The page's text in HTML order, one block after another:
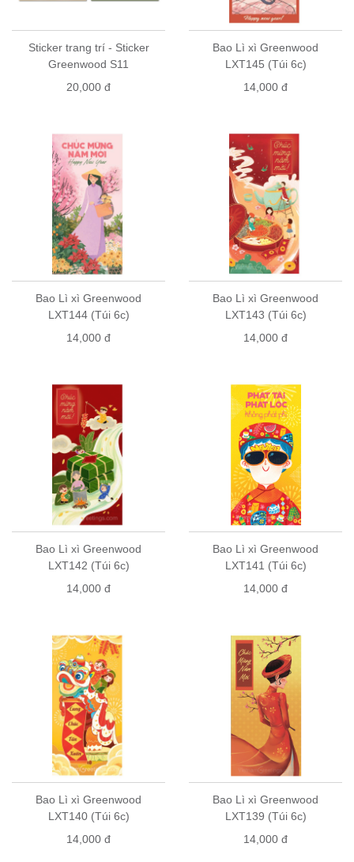
Sticker trang trí - Sticker
Greenwood S11
20,000 đ
Bao Lì xì Greenwood
LXT145 (Túi 6c)
14,000 đ
Bao Lì xì Greenwood
LXT144 (Túi 6c)
14,000 đ
Bao Lì xì Greenwood
LXT143 (Túi 6c)
14,000 đ
Bao Lì xì Greenwood
LXT142 (Túi 6c)
14,000 đ
Bao Lì xì Greenwood
LXT141 (Túi 6c)
14,000 đ
Bao Lì xì Greenwood
LXT140 (Túi 6c)
14,000 đ
Bao Lì xì Greenwood
LXT139 (Túi 6c)
14,000 đ